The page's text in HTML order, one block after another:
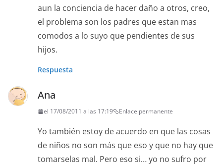
aun la conciencia de hacer daño a otros, creo,
el problema son los padres que estan mas
comodos a lo suyo que pendientes de sus
hijos.
Respuesta
Ana
el 17/08/2011 a las 17:19 Enlace permanente
Yo también estoy de acuerdo en que las cosas
de niños no son más que eso y que no hay que
tomarselas mal. Pero eso si… yo no sufro por